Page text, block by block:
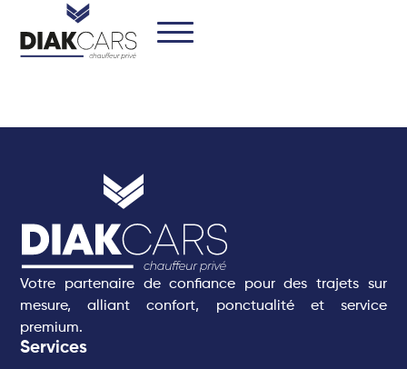
Votre partenaire de confiance pour des trajets sur
mesure, alliant confort, ponctualité et service
premium.
Services